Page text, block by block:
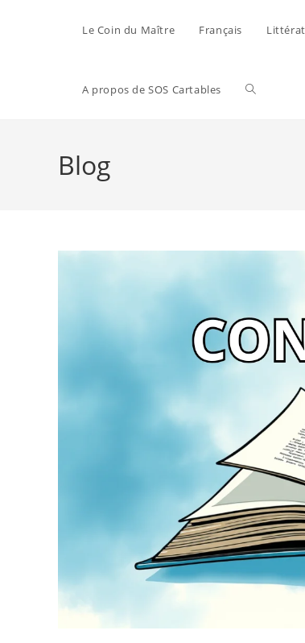
Le Coin du Maître Français
A propos de SOS Cartables
Blog